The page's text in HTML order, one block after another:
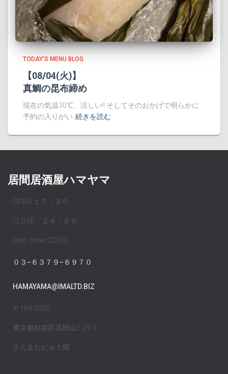
TODAY'S MENU BLOG
【08/04(火)】
真鯛の昆布締め
現在の気温30℃、涼しい!! そしてそのおかげで明らかに
予約の入りがい 続きを読む
居間居酒屋ハマヤマ
OPEN １７：３０
CLOSE ２４：００
(last order 23:00)
０３−６３７９−６９７０
HAMAYAMA@IMALTD.BIZ
〒168-0065
東京都杉並区浜田山1-23-4
さんまたビル１階